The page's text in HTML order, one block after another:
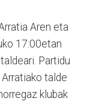
Aren eta
17:00etan
Partidu
talde
klubak